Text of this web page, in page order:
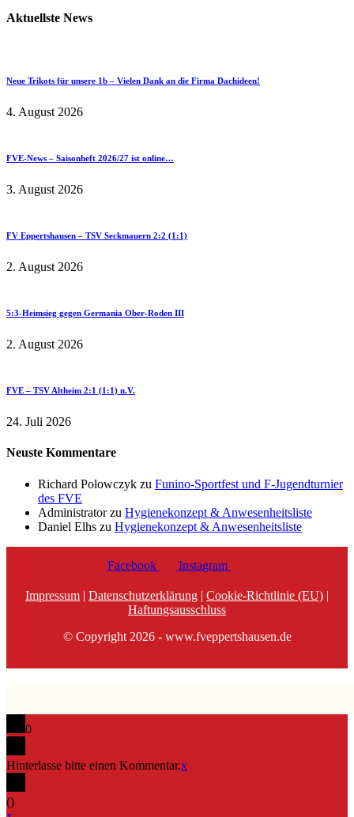
Aktuellste News
Neue Trikots für unsere 1b – Vielen Dank an die Firma Dachideen!
4. August 2026
FVE-News – Saisonheft 2026/27 ist online…
3. August 2026
FV Eppertshausen – TSV Seckmauern 2:2 (1:1)
2. August 2026
5:3-Heimsieg gegen Germania Ober-Roden III
2. August 2026
FVE – TSV Altheim 2:1 (1:1) n.V.
24. Juli 2026
Neuste Kommentare
Richard Polowczyk zu Funino-Sportfest und F-Jugendturnier
des FVE
Administratorzu Hygienekonzept & Anwesenheitsliste
Daniel Elhs zu Hygienekonzept & Anwesenheitsliste
Facebook Instagram
Impressum | Datenschutzerklärung | Cookie-Richtlinie (EU) |
Haftungsausschluss
© Copyright 2026 - www.fveppertshausen.de
0
Hinterlasse bitte einen Kommentar.x
()